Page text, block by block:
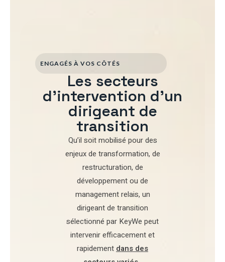
ENGAGÉS À VOS CÔTÉS
Les secteurs
d'intervention d'un
dirigeant de
transition
Qu’il soit mobilisé pourdes
enjeux de transformation, de
restructuration, de
développementou de
management relais, un
dirigeant de transition
sélectionné par KeyWe peut
intervenir efficacement et
rapidement dans des